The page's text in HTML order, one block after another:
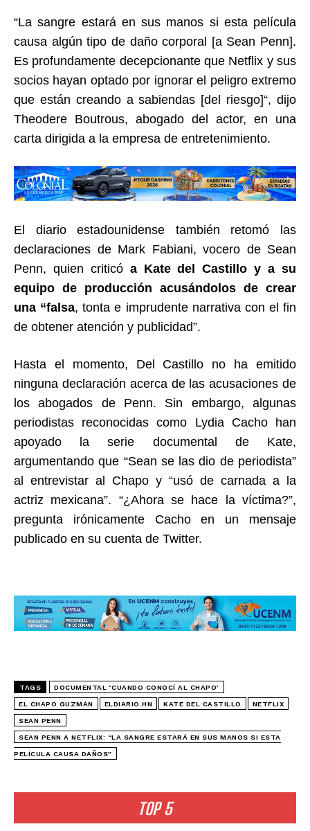
TOP 5
“La sangre estará en sus manos si esta película
causa algún tipo de daño corporal [a Sean Penn].
Es profundamente decepcionante que Netflix y sus
socios hayan optado por ignorar el peligro extremo
que están creando a sabiendas [del riesgo]“, dijo
Theodere Boutrous, abogado del actor, en una
carta dirigida a la empresa de entretenimiento.
El diario estadounidense también retomó las
declaraciones de Mark Fabiani, vocero de Sean
Penn, quien criticó a Kate del Castillo y a su
equipo de producción acusándolos de crear
una “falsa, tonta e imprudente narrativa con el fin
de obtener atención y publicidad”.
Hasta el momento, Del Castillo no ha emitido
ninguna declaración acerca de las acusaciones de
los abogados de Penn. Sin embargo, algunas
periodistas reconocidas como Lydia Cacho han
apoyado la serie documental de Kate,
argumentando que “Sean se las dio de periodista”
al entrevistar al Chapo y “usó de carnada a la
actriz mexicana”. “¿Ahora se hace la víctima?”,
pregunta irónicamente Cacho en un mensaje
publicado en su cuenta de Twitter.
TAGS DOCUMENTAL ‘CUANDO CONOCÍ AL CHAPO’
EL CHAPO GUZMÁN ELDIARIO.HN KATE DEL CASTILLO NETFLIX
SEAN PENN
SEAN PENN A NETFLIX: “LA SANGRE ESTARÁ EN SUS MANOS SI ESTA
PELÍCULA CAUSA DAÑOS”